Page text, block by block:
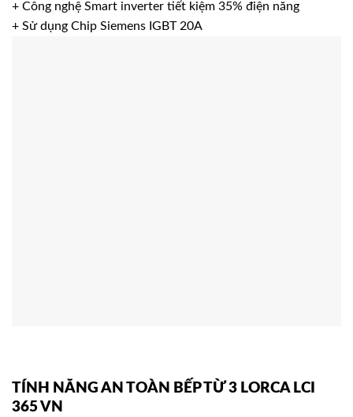
+ Công nghệ Smart inverter tiết kiệm 35% điện năng
+ Sử dụng Chip Siemens IGBT 20A
TÍNH NĂNG AN TOÀN BẾP TỪ 3 LORCA LCI
365 VN